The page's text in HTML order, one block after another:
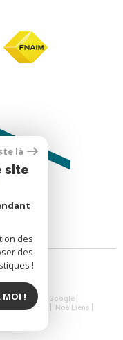
powered by Google |
Admin
Nos Liens
là
site
des
des
!
MOI !